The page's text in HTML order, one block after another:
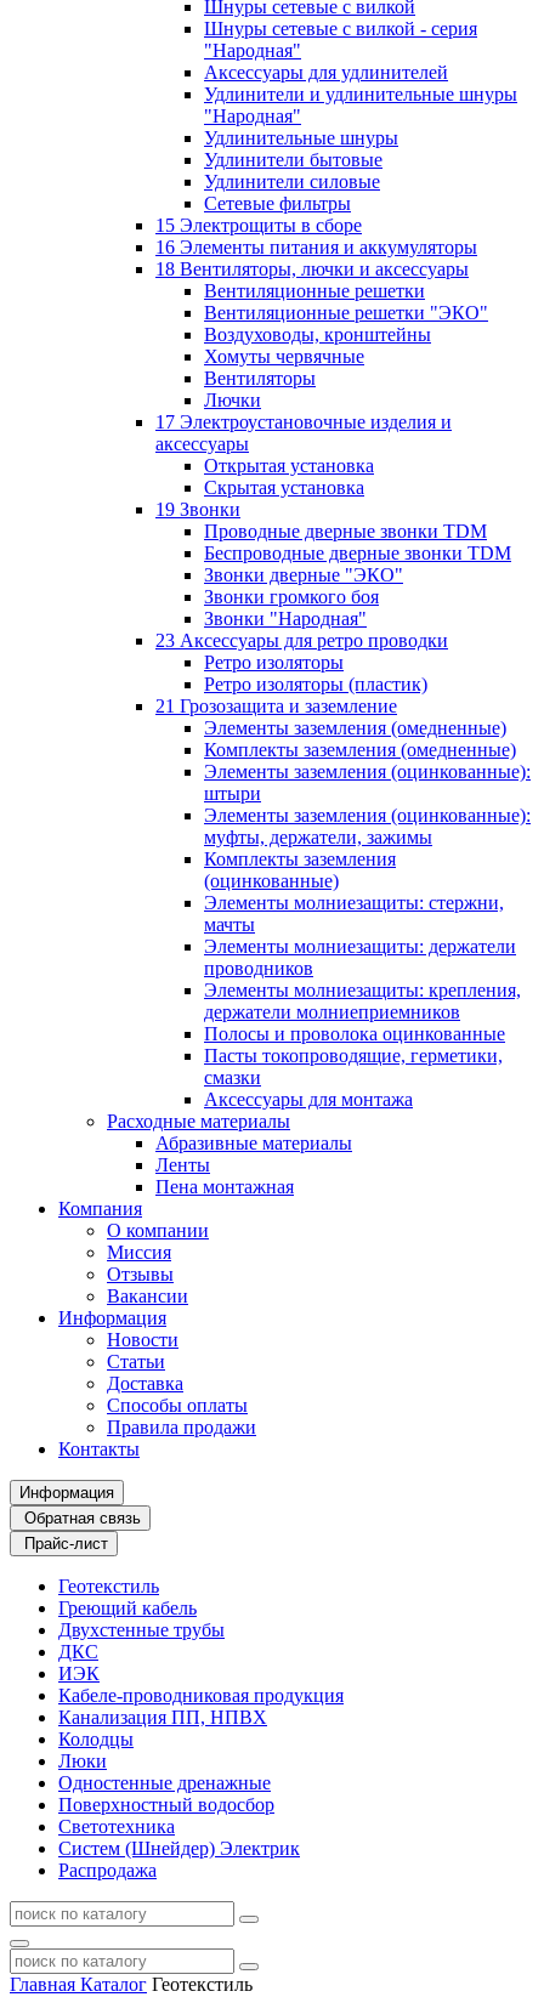
Шнуры сетевые с вилкой
Шнуры сетевые с вилкой - серия
"Народная"
Аксессуары для удлинителей
Удлинители и удлинительные шнуры
"Народная"
Удлинительные шнуры
Удлинители бытовые
Удлинители силовые
Сетевые фильтры
15 Электрощиты в сборе
16 Элементы питания и аккумуляторы
18 Вентиляторы, лючки и аксессуары
Вентиляционные решетки
Вентиляционные решетки "ЭКО"
Воздуховоды, кронштейны
Хомуты червячные
Вентиляторы
Лючки
17 Электроустановочные изделия и
аксессуары
Открытая установка
Скрытая установка
19 Звонки
Проводные дверные звонки TDM
Беспроводные дверные звонки TDM
Звонки дверные "ЭКО"
Звонки громкого боя
Звонки "Народная"
23 Аксессуары для ретро проводки
Ретро изоляторы
Ретро изоляторы (пластик)
21 Грозозащита и заземление
Элементы заземления (омедненные)
Комплекты заземления (омедненные)
Элементы заземления (оцинкованные):
штыри
Элементы заземления (оцинкованные):
муфты, держатели, зажимы
Комплекты заземления
(оцинкованные)
Элементы молниезащиты: стержни,
мачты
Элементы молниезащиты: держатели
проводников
Элементы молниезащиты: крепления,
держатели молниеприемников
Полосы и проволока оцинкованные
Пасты токопроводящие, герметики,
смазки
Аксессуары для монтажа
Расходные материалы
Абразивные материалы
Ленты
Пена монтажная
Компания
О компании
Миссия
Отзывы
Вакансии
Информация
Новости
Статьи
Доставка
Способы оплаты
Правила продажи
Контакты
Информация
Обратная связь
Прайс-лист
Геотекстиль
Греющий кабель
Двухстенные трубы
ДКС
ИЭК
Кабеле-проводниковая продукция
Канализация ПП, НПВХ
Колодцы
Люки
Одностенные дренажные
Поверхностный водосбор
Светотехника
Систем (Шнейдер) Электрик
Распродажа
Главная Каталог Геотекстиль